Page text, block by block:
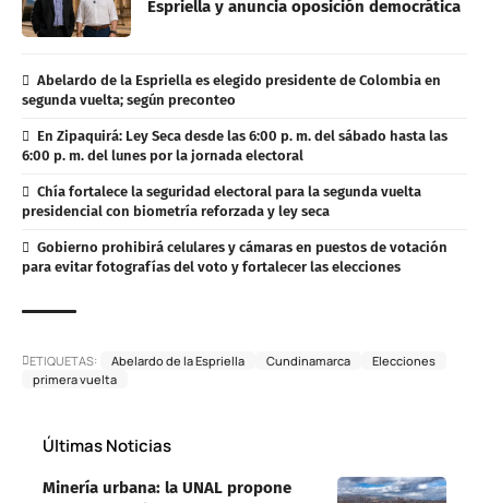
Espriella y anuncia oposición democrática
Abelardo de la Espriella es elegido presidente de Colombia en
segunda vuelta; según preconteo
En Zipaquirá: Ley Seca desde las 6:00 p. m. del sábado hasta las
6:00 p. m. del lunes por la jornada electoral
Chía fortalece la seguridad electoral para la segunda vuelta
presidencial con biometría reforzada y ley seca
Gobierno prohibirá celulares y cámaras en puestos de votación
para evitar fotografías del voto y fortalecer las elecciones
ETIQUETAS: Abelardo de la Espriella Cundinamarca
Elecciones
primera vuelta
Últimas Noticias
Minería urbana: la UNAL propone